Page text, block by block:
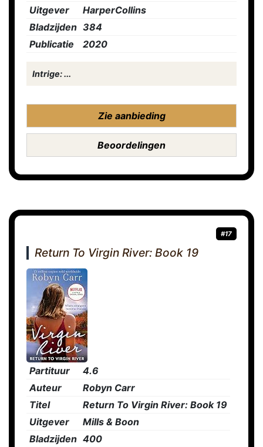
Uitgever
HarperCollins
Bladzijden 384
Publicatie
2020
Intrige: ...
Zie aanbieding
Beoordelingen
#17
Return To Virgin River: Book 19
Partituur
4.6
Auteur
Robyn Carr
Titel
Return To Virgin River: Book 19
Uitgever
Mills & Boon
Bladzijden 400